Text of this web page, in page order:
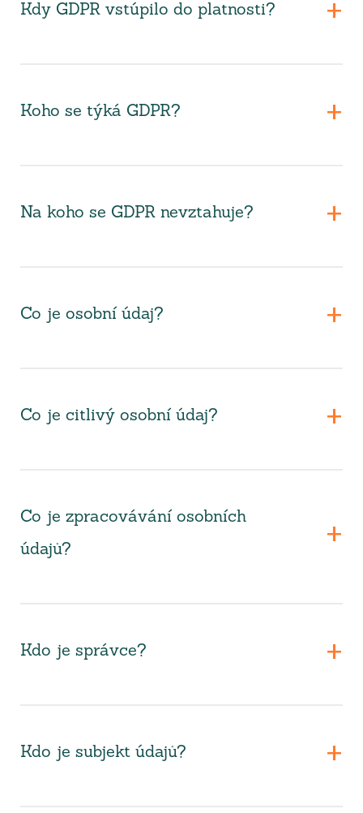
Kdy GDPR vstúpilo do platnosti?
Koho se týká GDPR?
Na koho se GDPR nevztahuje?
Co je osobní údaj?
Co je citlivý osobní údaj?
Co je zpracovávání osobních
údajů?
Kdo je správce?
Kdo je subjekt údajů?